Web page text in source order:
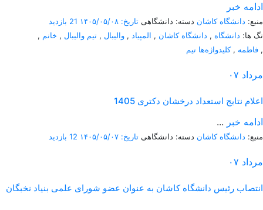
ادامه خبر
منبع: دانشگاه کاشان دسته: دانشگاهی تاریخ: ۱۴۰۵/۰۵/۰۸
21 بازدید
تگ ها: دانشگاه , دانشگاه کاشان , المپیاد , والیبال , تیم والیبال , خانم ,
فاطمه ,کلیدواژه‌ها تیم ,
۰۷ مرداد
اعلام نتایج استعداد درخشان دکتری 1405
... ادامه خبر
منبع: دانشگاه کاشان دسته: دانشگاهی تاریخ: ۱۴۰۵/۰۵/۰۷ 12 بازدید
۰۷ مرداد
انتصاب رئیس دانشگاه کاشان به عنوان عضو شورای علمی بنیاد نخبگان